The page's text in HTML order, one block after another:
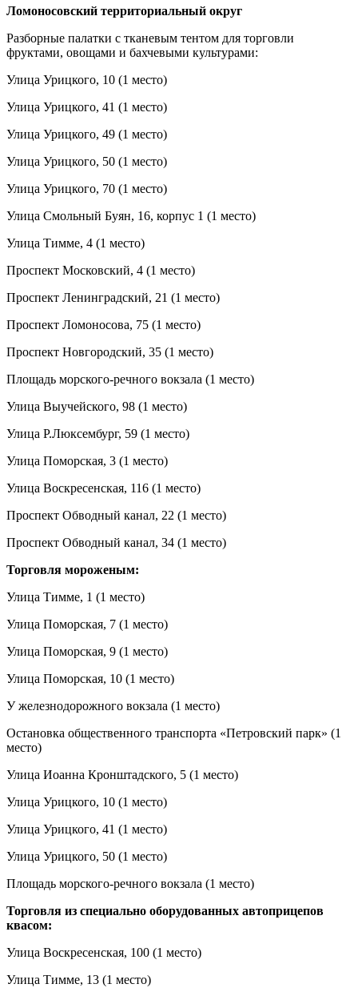
Ломоносовский территориальный округ
Разборные палатки с тканевым тентом для торговли
фруктами, овощами и бахчевыми культурами:
Улица Урицкого, 10 (1 место)
Улица Урицкого, 41 (1 место)
Улица Урицкого, 49 (1 место)
Улица Урицкого, 50 (1 место)
Улица Урицкого, 70 (1 место)
Улица Смольный Буян, 16, корпус 1 (1 место)
Улица Тимме, 4 (1 место)
Проспект Московский, 4 (1 место)
Проспект Ленинградский, 21 (1 место)
Проспект Ломоносова, 75 (1 место)
Проспект Новгородский, 35 (1 место)
Площадь морского-речного вокзала (1 место)
Улица Выучейского, 98 (1 место)
Улица Р.Люксембург, 59 (1 место)
Улица Поморская, 3 (1 место)
Улица Воскресенская, 116 (1 место)
Проспект Обводный канал, 22 (1 место)
Проспект Обводный канал, 34 (1 место)
Торговля мороженым:
Улица Тимме, 1 (1 место)
Улица Поморская, 7 (1 место)
Улица Поморская, 9 (1 место)
Улица Поморская, 10 (1 место)
У железнодорожного вокзала (1 место)
Остановка общественного транспорта «Петровский парк» (1
место)
Улица Иоанна Кронштадского, 5 (1 место)
Улица Урицкого, 10 (1 место)
Улица Урицкого, 41 (1 место)
Улица Урицкого, 50 (1 место)
Площадь морского-речного вокзала (1 место)
Торговля из специально оборудованных автоприцепов
квасом:
Улица Воскресенская, 100 (1 место)
Улица Тимме, 13 (1 место)